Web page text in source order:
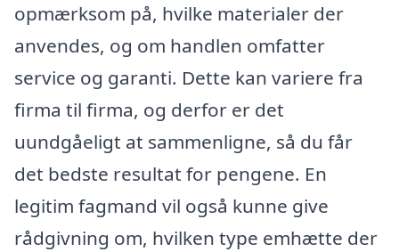
opmærksom på, hvilke materialer der
anvendes, og om handlen omfatter
service og garanti. Dette kan variere fra
firma til firma, og derfor er det
uundgåeligt at sammenligne, så du får
det bedste resultat for pengene. En
legitim fagmand vil også kunne give
rådgivning om, hvilken type emhætte der